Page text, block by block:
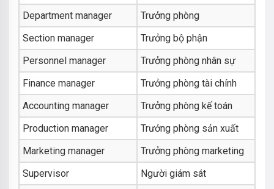
Department manager
Trưởng phòng
Section manager
Trưởng bộ phận
Personnel manager
Trưởng phòng nhân sự
Finance manager
Trưởng phòng tài chính
Accounting manager
Trưởng phòng kế toán
Production manager
Trưởng phòng sản xuất
Marketing manager
Trưởng phòng marketing
Supervisor
Người giám sát